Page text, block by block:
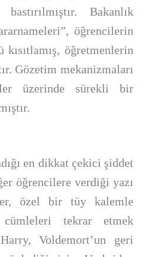
Bakanlık
öğrencilerin
kısıtlamış, öğretmenlerin
Gözetim mekanizmaları
üzerinde sürekli bir
en dikkat çekici şiddet
öğrencilere verdiği yazı
özel bir tüy kalemle
tekrar etmek
Voldemort’un geri